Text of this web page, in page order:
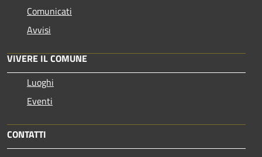
Comunicati
Avvisi
VIVERE IL COMUNE
Luoghi
Eventi
CONTATTI